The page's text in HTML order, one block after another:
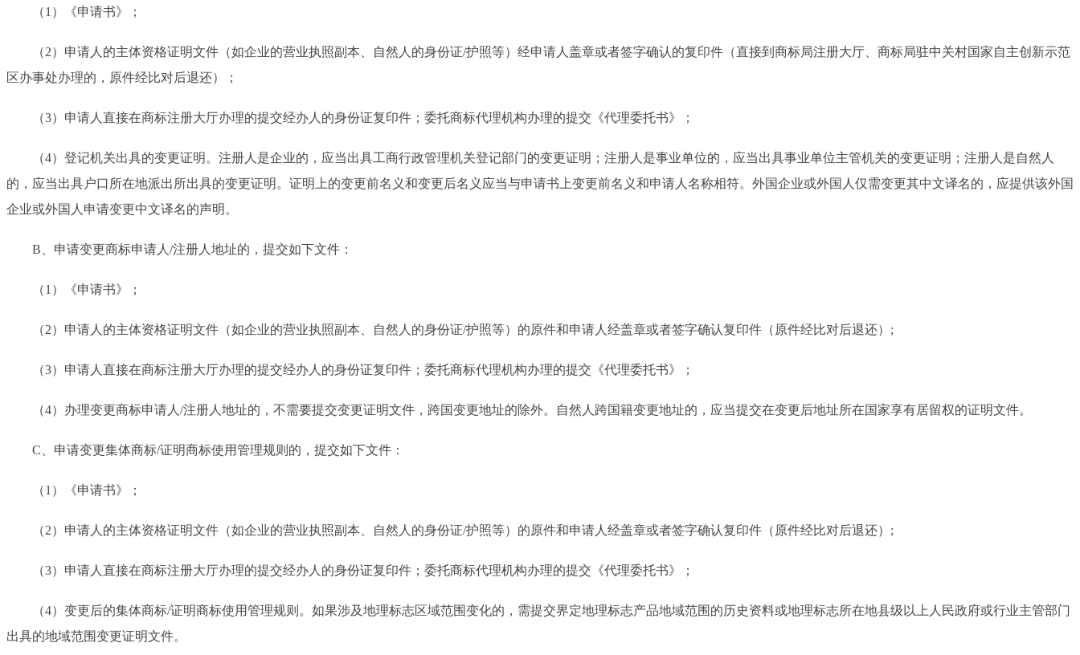
（1）《申请书》；
（2）申请人的主体资格证明文件（如企业的营业执照副本、自然人的身份证/护照等）经申请人盖章或者签字确认的复印件（直接到商标局注册大厅、商标局驻中关村国家自主创新示范
区办事处办理的，原件经比对后退还）；
（3）申请人直接在商标注册大厅办理的提交经办人的身份证复印件；委托商标代理机构办理的提交《代理委托书》；
（4）登记机关出具的变更证明。注册人是企业的，应当出具工商行政管理机关登记部门的变更证明；注册人是事业单位的，应当出具事业单位主管机关的变更证明；注册人是自然人
的，应当出具户口所在地派出所出具的变更证明。证明上的变更前名义和变更后名义应当与申请书上变更前名义和申请人名称相符。外国企业或外国人仅需变更其中文译名的，应提供该外国
企业或外国人申请变更中文译名的声明。
B、申请变更商标申请人/注册人地址的，提交如下文件：
（1）《申请书》；
（2）申请人的主体资格证明文件（如企业的营业执照副本、自然人的身份证/护照等）的原件和申请人经盖章或者签字确认复印件（原件经比对后退还）;
（3）申请人直接在商标注册大厅办理的提交经办人的身份证复印件；委托商标代理机构办理的提交《代理委托书》；
（4）办理变更商标申请人/注册人地址的，不需要提交变更证明文件，跨国变更地址的除外。自然人跨国籍变更地址的，应当提交在变更后地址所在国家享有居留权的证明文件。
C、申请变更集体商标/证明商标使用管理规则的，提交如下文件：
（1）《申请书》；
（2）申请人的主体资格证明文件（如企业的营业执照副本、自然人的身份证/护照等）的原件和申请人经盖章或者签字确认复印件（原件经比对后退还）;
（3）申请人直接在商标注册大厅办理的提交经办人的身份证复印件；委托商标代理机构办理的提交《代理委托书》；
（4）变更后的集体商标/证明商标使用管理规则。如果涉及地理标志区域范围变化的，需提交界定地理标志产品地域范围的历史资料或地理标志所在地县级以上人民政府或行业主管部门
出具的地域范围变更证明文件。